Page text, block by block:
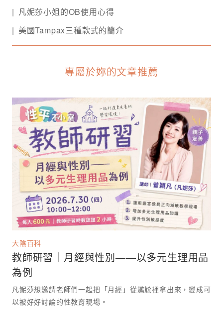
凡妮莎小姐的OB使用心得
美國Tampax三種款式的簡介
專屬於妳的文章推薦
大陰百科
教師研習｜月經與性別——以多元生理用品
為例
凡妮莎想邀請老師們一起把「月經」從尷尬裡拿出來，變成可